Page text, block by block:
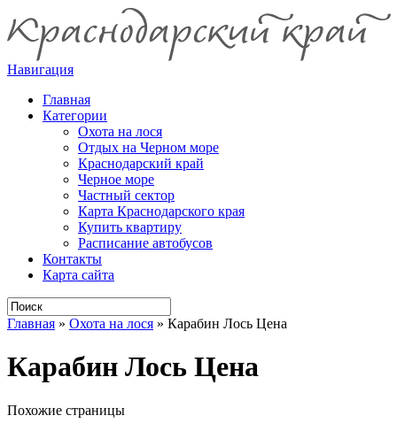
Навигация
Главная
Категории
Охота на лося
Отдых на Черном море
Краснодарский край
Черное море
Частный сектор
Карта Краснодарского края
Купить квартиру
Расписание автобусов
Контакты
Карта сайта
Главная » Охота на лося » Карабин Лось Цена
Карабин Лось Цена
Похожие страницы